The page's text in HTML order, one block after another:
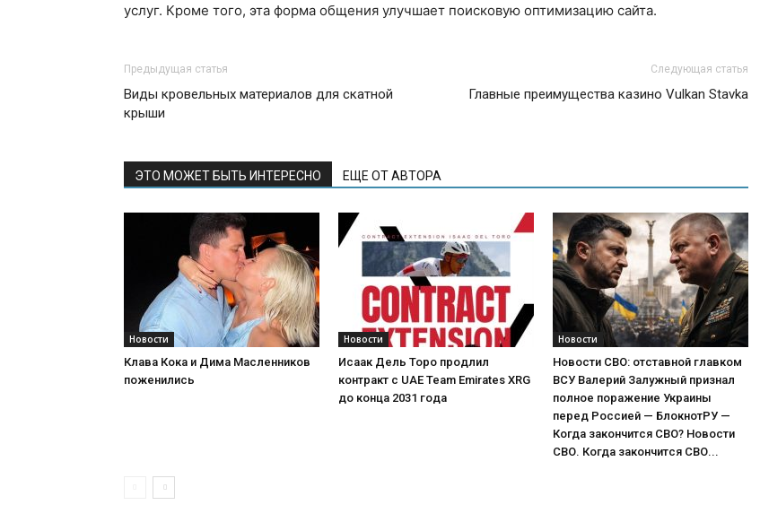
услуг. Кроме того, эта форма общения улучшает поисковую оптимизацию сайта.
Предыдущая статья
Виды кровельных материалов для скатной
крыши
Следующая статья
Главные преимущества казино Vulkan Stavka
ЭТО МОЖЕТ БЫТЬ ИНТЕРЕСНО ЕЩЕ ОТ АВТОРА
Новости
Клава Кока и Дима Масленников
поженились
Новости
Исаак Дель Торо продлил
контракт с UAE Team Emirates XRG
до конца 2031 года
Новости
Новости СВО: отставной главком
ВСУ Валерий Залужный признал
полное поражение Украины
перед Россией — БлокнотРУ —
Когда закончится СВО? Новости
СВО. Когда закончится СВО...